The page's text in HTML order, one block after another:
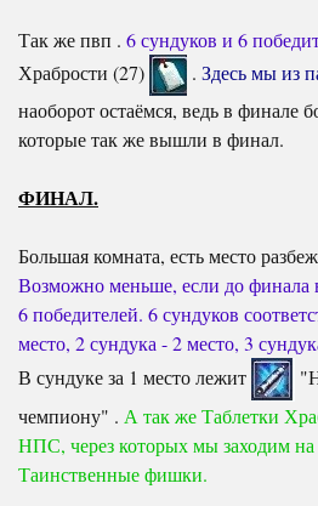
Так же пвп . 6 сундуков и 6
Храбрости (27)
. Здесь мы из
наоборот остаёмся, ведь в финале
которые так же вышли в финал.
ФИНАЛ.
Большая комната, есть место
Возможно меньше, если до финала
6 победителей. 6 сундуков
место, 2 сундука - 2 место, 3
В сундуке за 1 место лежит
чемпиону" . А так же Таблетки
НПС, через которых мы заходим на
Таинственные фишки.